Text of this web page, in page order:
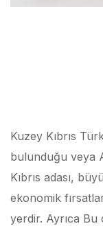
Kuzey Kıbrıs
bulunduğu veya
Kıbrıs adası,
ekonomik
yerdir. Ayrıca Bu